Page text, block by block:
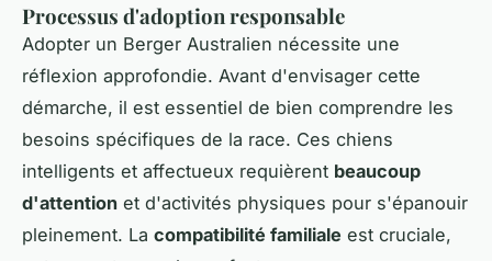
Processus d'adoption responsable
Adopter un Berger Australien nécessite une
réflexion approfondie. Avant d'envisager cette
démarche, il est essentiel de bien comprendre les
besoins spécifiques de la race. Ces chiens
intelligents et affectueux requièrent beaucoup
d'attention et d'activités physiques pour s'épanouir
pleinement. La compatibilité familiale est cruciale,